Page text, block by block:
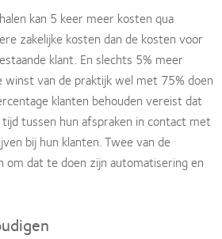
kan 5 keer meer kosten qua
zakelijke kosten dan de kosten voor
klant. En slechts 5% meer
winst van de praktijk wel met 75% doen
klanten behouden vereist dat
tussen hun afspraken in contact met
bij hun klanten. Twee van de
om dat te doen zijn automatisering en